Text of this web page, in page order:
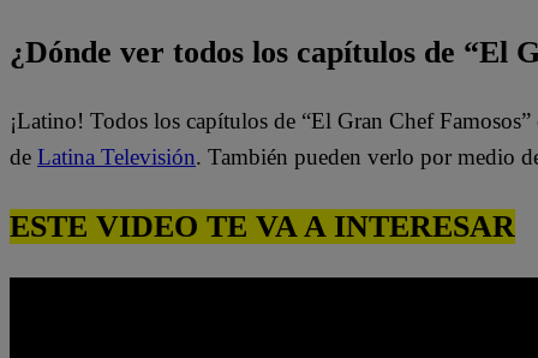
¿Dónde ver todos los capítulos de “El
¡Latino! Todos los capítulos de “El Gran Chef
de Latina Televisión. También pueden verlo por medio
ESTE VIDEO TE VA A INTERESAR